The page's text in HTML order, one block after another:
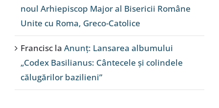
noul Arhiepiscop Major al Bisericii Române
Unite cu Roma, Greco-Catolice
Francisc la Anunț: Lansarea albumului
„Codex Basilianus: Cântecele și colindele
călugărilor bazilieni”